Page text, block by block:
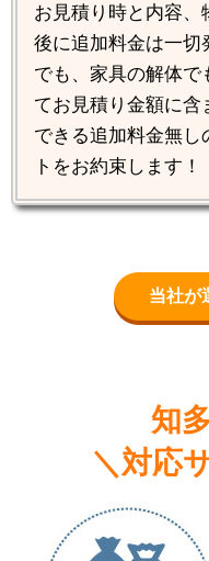
お見積り時と内容
後に追加料金は一切
でも、家具の解体で
てお見積り金額に
できる追加料金無し
トをお約束します！
当社が
知
＼対応